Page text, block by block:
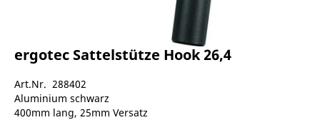
ergotec Sattelstütze Hook 26,4
Art.Nr. 288402
Aluminium schwarz
400mm lang, 25mm Versatz